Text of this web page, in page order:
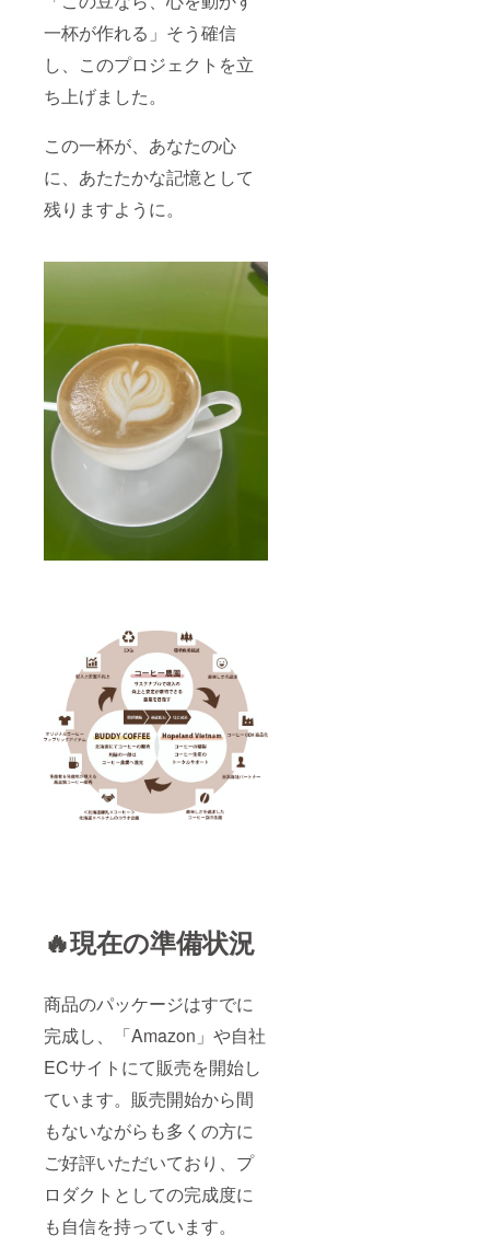
一杯が作れる」そう確信
し、このプロジェクトを立
ち上げました。
この一杯が、あなたの心
に、あたたかな記憶として
残りますように。
🔥現在の準備状況
商品のパッケージはすでに
完成し、「Amazon」や自社
ECサイトにて販売を開始し
ています。販売開始から間
もないながらも多くの方に
ご好評いただいており、プ
ロダクトとしての完成度に
も自信を持っています。